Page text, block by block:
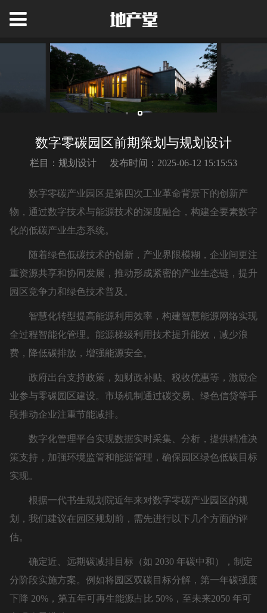
数字零碳园区前期策划与规划设计
栏目：规划设计 发布时间：2025-06-12 15:15:53
数字零碳产业园区是第四次工业革命背景下的创新产
物，通过数字技术与能源技术的深度融合，构建全要素数字
化的低碳产业生态系统。
随着绿色低碳技术的创新，产业界限模糊，企业间更注
重资源共享和协同发展，推动形成紧密的产业生态链，提升
园区竞争力和绿色技术普及。
智慧化转型提高能源利用效率，构建智慧能源网络实现
全过程智能化管理。能源梯级利用技术提升能效，减少浪
费，降低碳排放，增强能源安全。
政府出台支持政策，如财政补贴、税收优惠等，激励企
业参与零碳园区建设。市场机制通过碳交易、绿色信贷等手
段推动企业注重节能减排。
数字化管理平台实现数据实时采集、分析，提供精准决
策支持，加强环境监管和能源管理，确保园区绿色低碳目标
实现。
根据一代书生规划院近年来对数字零碳产业园区的规
划，我们建议在园区规划前，需先进行以下几个方面的评
估。
确定近、远期碳减排目标（如 2030 年碳中和），制定
分阶段实施方案。例如将园区双碳目标分解，第一年碳强度
下降 20%，第五年可再生能源占比 50%，至未来2050 年可